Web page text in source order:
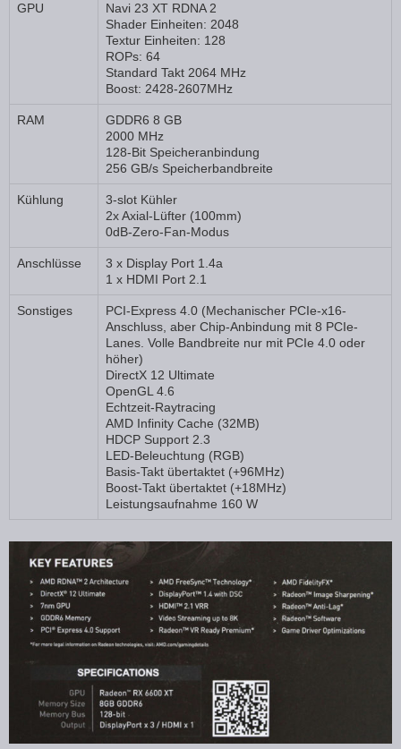
GPU
Navi 23 XT RDNA 2
Shader Einheiten: 2048
Textur Einheiten: 128
ROPs: 64
Standard Takt 2064 MHz
Boost: 2428-2607MHz
RAM
GDDR6 8 GB
2000 MHz
128-Bit Speicheranbindung
256 GB/s Speicherbandbreite
Kühlung
3-slot Kühler
2x Axial-Lüfter (100mm)
0dB-Zero-Fan-Modus
Anschlüsse
3 x Display Port 1.4a
1 x HDMI Port 2.1
Sonstiges
PCI-Express 4.0 (Mechanischer PCIe-x16-
Anschluss, aber Chip-Anbindung mit 8 PCIe-
Lanes. Volle Bandbreite nur mit PCIe 4.0 oder
höher)
DirectX 12 Ultimate
OpenGL 4.6
Echtzeit-Raytracing
AMD Infinity Cache (32MB)
HDCP Support 2.3
LED-Beleuchtung (RGB)
Basis-Takt übertaktet (+96MHz)
Boost-Takt übertaktet (+18MHz)
Leistungsaufnahme 160 W